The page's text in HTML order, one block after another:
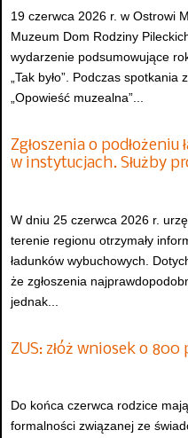
19 czerwca 2026 r. w Ostrowi
Muzeum Dom Rodziny
wydarzenie podsumowujące
„Tak było”. Podczas
„Opowieść muzealna”...
Zgłoszenia o
w instytucjach. Służby
W dniu 25 czerwca 2026 r.
terenie regionu otrzymały
ładunków wybuchowych.
że zgłoszenia
jednak...
ZUS: złóż wniosek o
Do końca czerwca rodzice
formalności związanej ze